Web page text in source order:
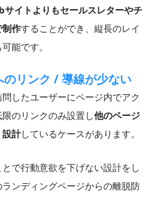
サイトよりもセールスレターやチ
制作することができ、縦長のレイ
能です。
リンク / 導線が少ない
したユーザーにページ内でアク
のリンクのみ設置し他のページ
設計しているケースがあります。
で行動意欲を下げない設計をし
ンディングページからの離脱防